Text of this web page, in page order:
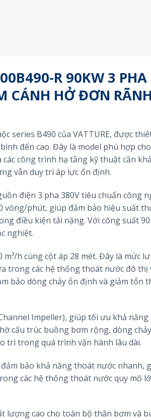
R 90KW 3 PHA
CÁNH HỞ ĐƠN RÃNH
series B490 của VATTURE, được
đến cao. Đây là model phù hợp
công trình hạ tầng kỹ thuật cần
vẫn duy trì áp lực ổn định.
điện 3 pha 380V tiêu chuẩn công
vòng/phút, giúp đảm bảo hiệu suất
điều kiện tải nặng. Với công suất
nghiệt.
h cùng cột áp 28 mét. Đây là mức
trong các hệ thống thoát nước đô thị
bảo dòng chảy ổn định và giảm tổn
Impeller), giúp tối ưu khả năng
cấu trúc buồng bơm rộng, dòng
trì trong quá trình vận hành lâu dài.
bảo khả năng thoát nước nhanh,
các hệ thống thoát nước quy mô
lượng cao cho toàn bộ thân bơm và